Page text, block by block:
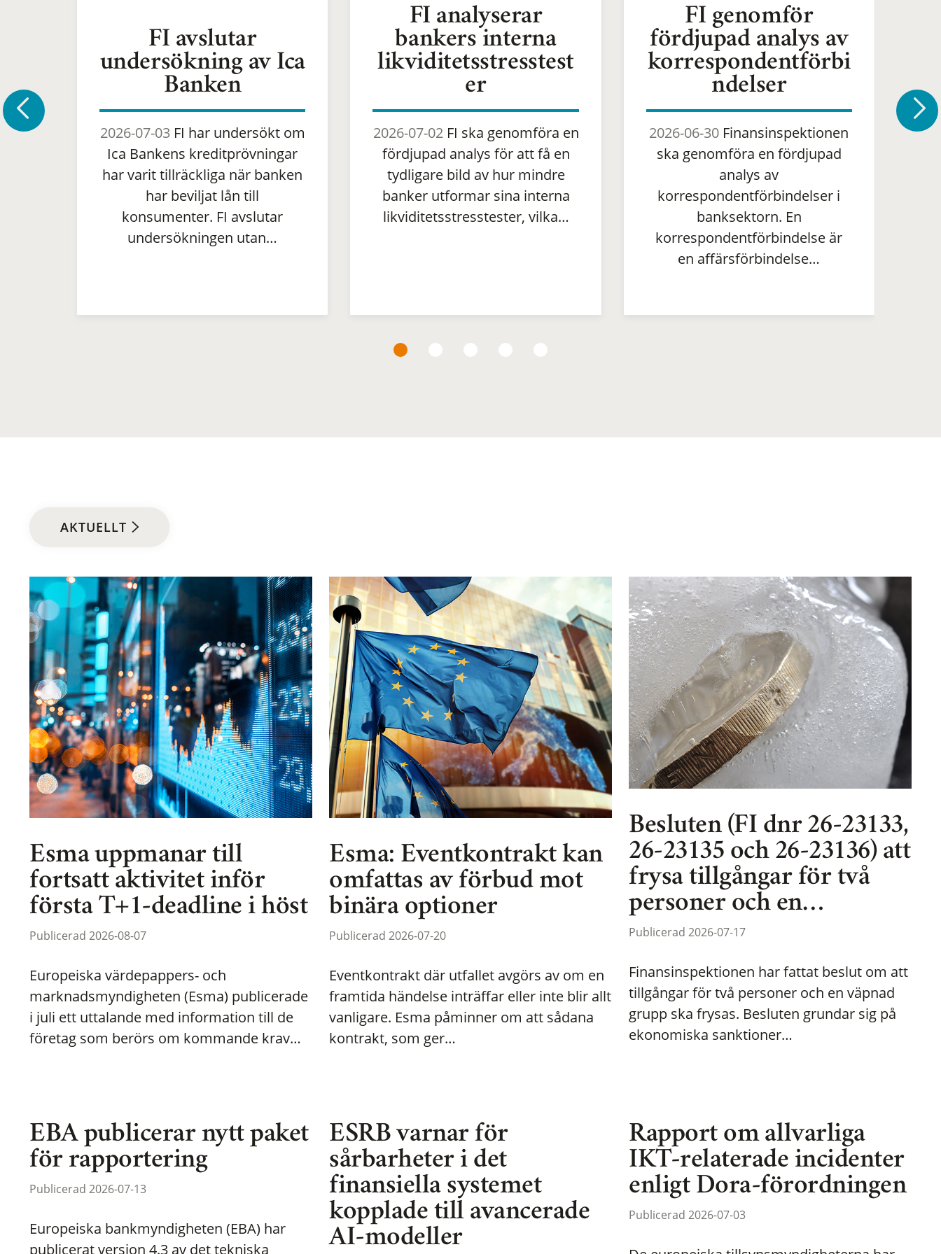
FI avslutar
undersökning av Ica
Banken
2026-07-03FI har undersökt om
Ica Bankens kreditprövningar
har varit tillräckliga när banken
har beviljat lån till
konsumenter. FI avslutar
undersökningen utan…
FI analyserar
bankers interna
likviditetsstresstest
er
2026-07-02FI ska genomföra en
fördjupad analys för att få en
tydligare bild av hur mindre
banker utformar sina interna
likviditetsstresstester, vilka…
FI genomför
fördjupad analys av
korrespondentförbi
ndelser
2026-06-30 Finansinspektionen
ska genomföra en fördjupad
analys av
korrespondentförbindelser i
banksektorn. En
korrespondentförbindelse är
en affärsförbindelse…
AKTUELLT
Esma uppmanar till
fortsatt aktivitet inför
första T+1-deadline i höst
Publicerad 2026-08-07
Europeiska värdepappers- och
marknadsmyndigheten (Esma) publicerade
i juli ett uttalande med information till de
företag som berörs om kommande krav…
Esma: Eventkontrakt kan
omfattas av förbud mot
binära optioner
Publicerad 2026-07-20
Eventkontrakt där utfallet avgörs av om en
framtida händelse inträffar eller inte blir allt
vanligare. Esma påminner om att sådana
kontrakt, som ger…
Besluten (FI dnr 26-23133,
26-23135 och 26-23136) att
frysa tillgångar för två
personer och en…
Publicerad 2026-07-17
Finansinspektionen har fattat beslut om att
tillgångar för två personer och en väpnad
grupp ska frysas. Besluten grundar sig på
ekonomiska sanktioner…
EBA publicerar nytt paket
för rapportering
Publicerad 2026-07-13
Europeiska bankmyndigheten (EBA) har
publicerat version 4.3 av det tekniska
ESRB varnar för
sårbarheter i det
finansiella systemet
kopplade till avancerade
AI-modeller
Rapport om allvarliga
IKT-relaterade incidenter
enligt Dora-förordningen
Publicerad 2026-07-03